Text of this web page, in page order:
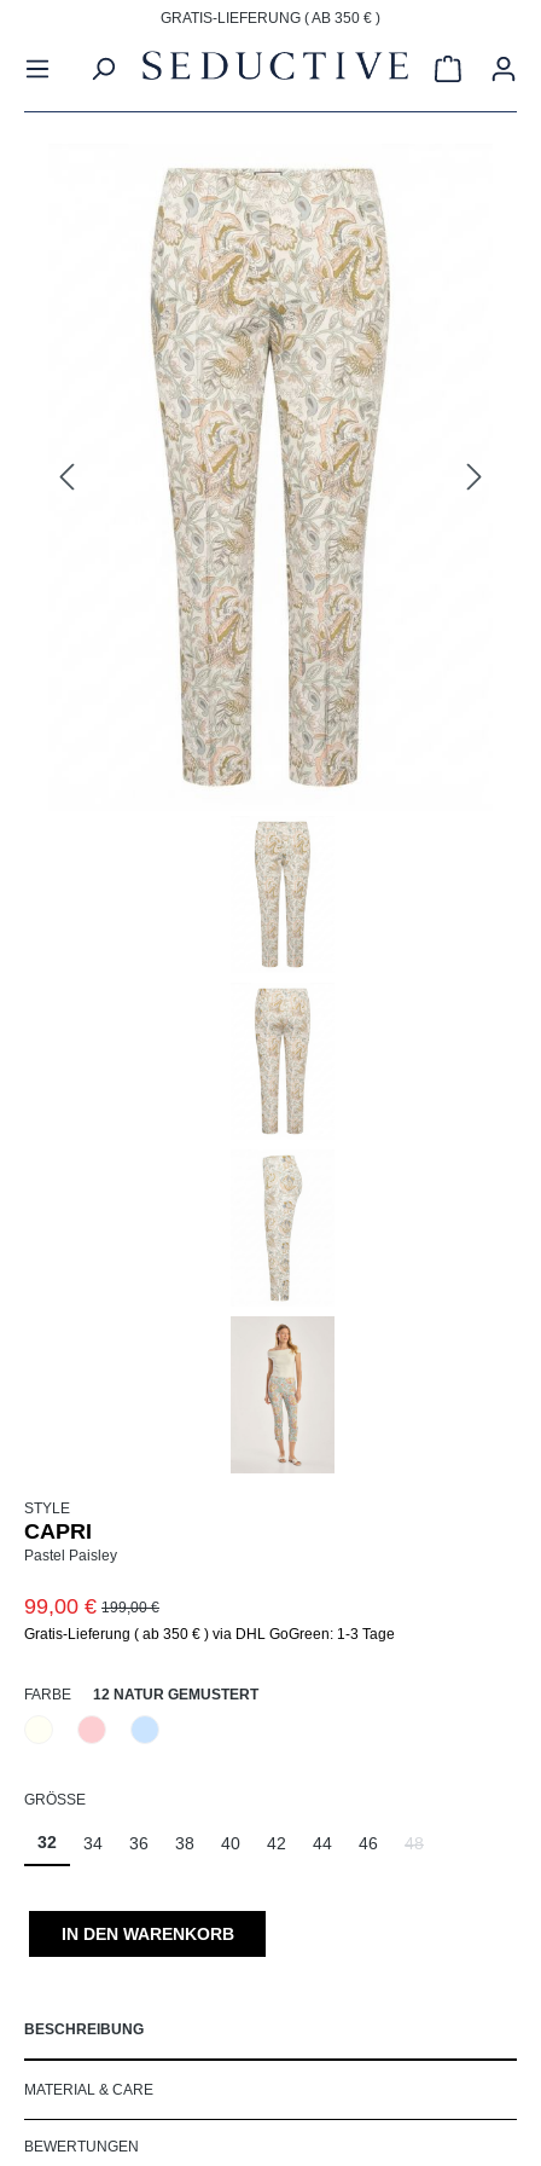
GRATIS-LIEFERUNG ( AB 350 € )
STYLE
CAPRI
Pastel Paisley
99,00 € 199,00 €
Gratis-Lieferung ( ab 350 € ) via DHL GoGreen: 1-3 Tage
FARBEAUSWÄHLEN
12 NATUR GEMUSTERT
12 Natur gemustert
57 Rosé gemustert
82 Hellblau gemustert
GRÖSSE AUSWÄHLEN
32 34 36 38 40 42 44 46 48
IN DEN WARENKORB
BESCHREIBUNG
MATERIAL & CARE
BEWERTUNGEN